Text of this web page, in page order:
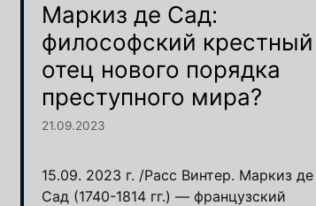
Маркиз де Сад:
философский крестный
отец нового порядка
преступного мира?
21.09.2023
15.09. 2023 г. /Расс Винтер. Маркиз де
Сад (1740-1814 гг.) — французский